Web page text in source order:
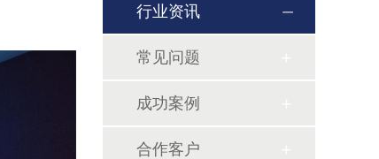
行业资讯
常见问题
成功案例
合作客户